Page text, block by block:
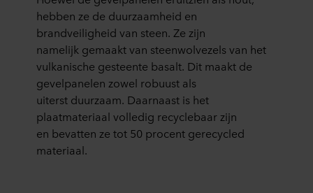
hebben ze de duurzaamheid en
brandveiligheid van steen. Ze zijn
namelijk gemaakt van steenwolvezels van het
vulkanische gesteente basalt. Dit maakt de
gevelpanelen zowel robuust als
uiterst duurzaam. Daarnaast is het
plaatmateriaal volledig recyclebaar zijn
en bevatten ze tot 50 procent gerecycled
materiaal.